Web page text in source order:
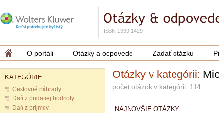
ISSN 1339-1429
O portáli Otázky a odpovede Zadať otázku
KATEGÓRIE
Cestovné náhrady
Daň z pridanej hodnoty
Daň z príjmov
Otázky v kategórii:
počet otázok v kategórii: 114
NAJNOVŠIE OTÁZKY